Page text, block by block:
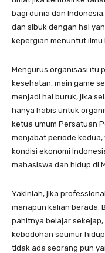
bagi dunia dan
dan sibuk dengan hal
kepergian menuntut ilmu
Mengurus organisasi itu
kesehatan, main game
menjadi hal buruk, jika
hanya habis untuk
ketua umum Persatuan
menjabat periode
kondisi ekonomi
mahasiswa dan hidup di
Yakinlah, jika
manapun kalian berada.
pahitnya belajar
kebodohan seumur
tidak ada seorang pun